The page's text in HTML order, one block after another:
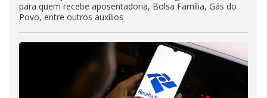
para quem recebe aposentadoria, Bolsa Família, Gás do
Povo, entre outros auxílios